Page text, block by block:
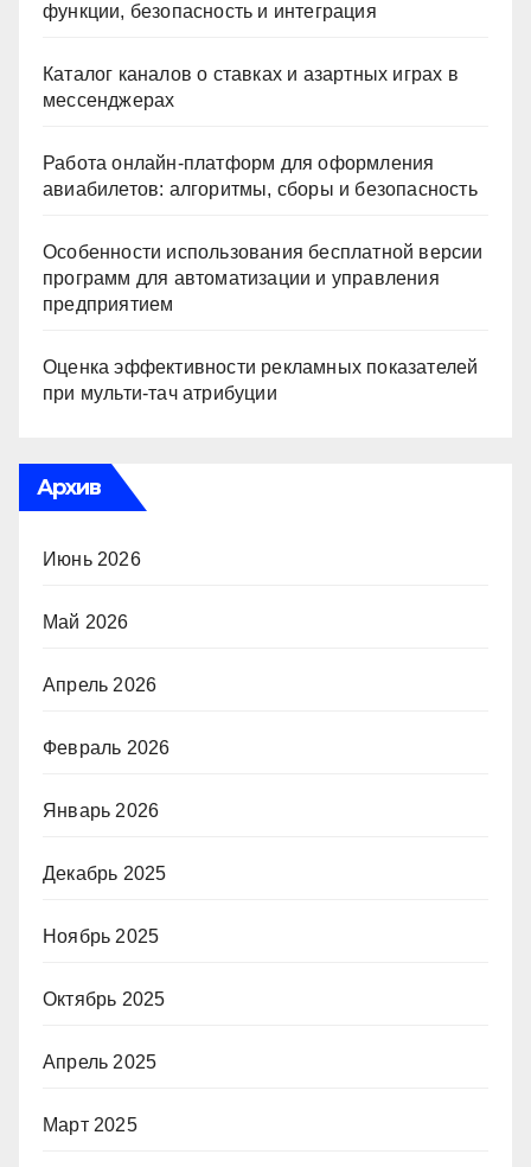
функции, безопасность и интеграция
Каталог каналов о ставках и азартных играх в
мессенджерах
Работа онлайн‑платформ для оформления
авиабилетов: алгоритмы, сборы и безопасность
Особенности использования бесплатной версии
программ для автоматизации и управления
предприятием
Оценка эффективности рекламных показателей
при мульти-тач атрибуции
Архив
Июнь 2026
Май 2026
Апрель 2026
Февраль 2026
Январь 2026
Декабрь 2025
Ноябрь 2025
Октябрь 2025
Апрель 2025
Март 2025